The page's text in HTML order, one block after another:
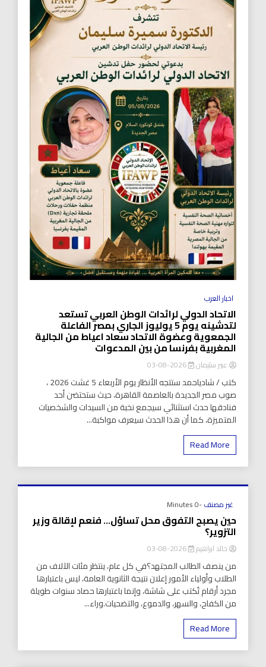
اخبار العرب
الاتحاد الدولي لرائدات الوطن العربي تستعد
لتدشينه يوم 5 يوليوز الجاري بمصر الفاعلة
الجمعوية وعضوة الاتحاد سعاد اعياط من الجالية
المغربية بفرنسا من بين المدعوات
عبير سليمان 2026-08-03
كتب / شادياحمد ستتجه الأنظار يوم الأربعاء 5 غشت 2026 ،
صوب مصر الجديدة بالعاصمة القاهرة، حيث ستحتضن أحد
فنادقها حدث استثنائي سيجمع نخبة من السيدات والشخصيات
المتميزة، كما أن هذا الحدث سيعرف مواكبة...
Read More
غير مصنف-0 Minutes
حين يصبح التفوق محل تساؤل… فنعم لإقالة وزير
التزوير؟
خالد ابراهيم 2026-08-03
من ينصف الطالب المجتهد؟في كل عام، ينتظر مئات الآلاف من
الطلاب وأولياء الأمور إعلان نتيجة الثانوية العامة، ليس باعتبارها
مجرد أرقام تُكتب على شاشة، وإنما باعتبارها حصاد سنوات طويلة
من الكفاح، والسهر، والدموع، والتضحيات.وراء...
Read More